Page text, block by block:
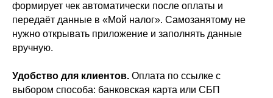
формирует чек автоматически после оплаты и
передаёт данные в «Мой налог». Самозанятому не
нужно открывать приложение и заполнять данные
вручную.
Удобство для клиентов. Оплата по ссылке с
выбором способа: банковская карта или СБП